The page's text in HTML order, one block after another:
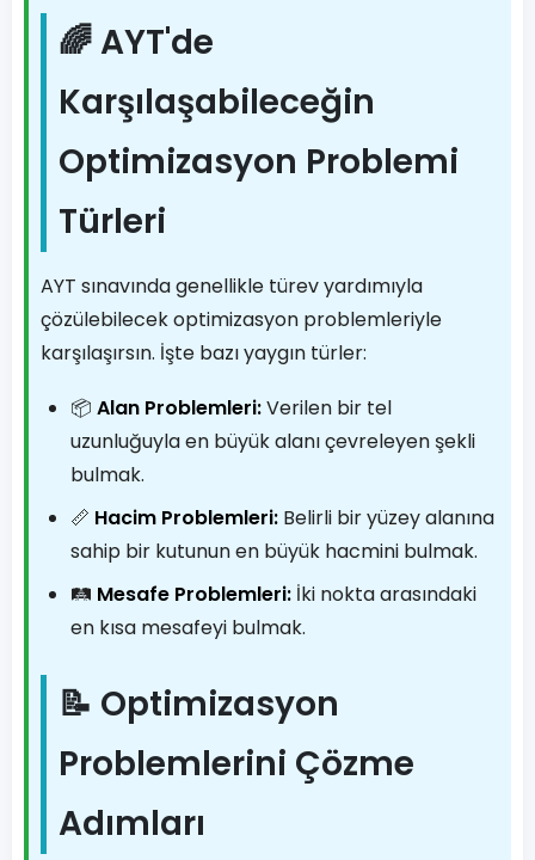
🌈 AYT'de
Karşılaşabileceğin
Optimizasyon Problemi
Türleri
AYT sınavında genellikle türev yardımıyla
çözülebilecek optimizasyon problemleriyle
karşılaşırsın. İşte bazı yaygın türler:
📦 Alan Problemleri:Verilen bir tel
uzunluğuyla en büyük alanı çevreleyen şekli
bulmak.
📏 Hacim Problemleri: Belirli bir yüzey alanına
sahip bir kutunun en büyük hacmini bulmak.
🛤️ Mesafe Problemleri: İki nokta arasındaki
en kısa mesafeyi bulmak.
📝 Optimizasyon
Problemlerini Çözme
Adımları